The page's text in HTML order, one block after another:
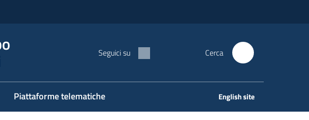
Seguici su Cerca
Piattaforme telematiche English site